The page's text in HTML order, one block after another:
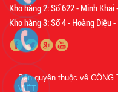
Kho hàng 2: Số 622 - Minh Khai
Kho hàng 3: Số 4 - Hoàng Diệu
Bản quyền thuộc về CÔNG
VIỆT